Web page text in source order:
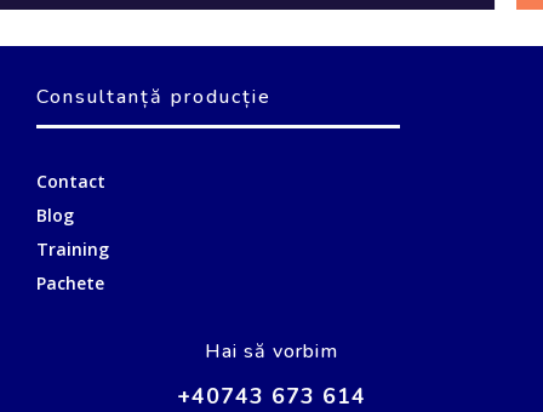
Consultanță producție
Contact
Blog
Training
Pachete
Hai să vorbim
+40743 673 614